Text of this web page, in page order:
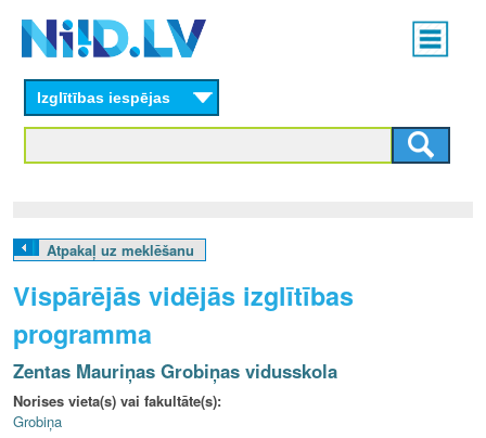
content
Main
menu
L
V
Izglītības iespējas
Atpakaļ uz meklēšanu
Vispārējās vidējās izglītības
programma
Zentas Mauriņas Grobiņas vidusskola
Norises vieta(s) vai fakultāte(s):
Grobiņa